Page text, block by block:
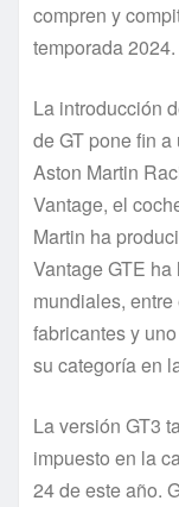
compren y
temporada 2024.
La introducción
de GT pone fin
Aston Martin
Vantage, el
Martin ha
Vantage GTE
mundiales,
fabricantes y
su categoría en
La versión GT3
impuesto en la
24 de este año.